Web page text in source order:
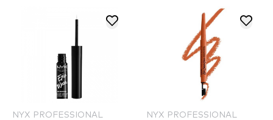
NYX PROFESSIONAL
NYX PROFESSIONAL